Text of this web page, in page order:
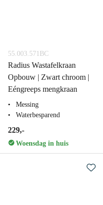
55.003.571BC
Radius Wastafelkraan
Opbouw | Zwart chroom |
Eéngreeps mengkraan
Messing
Waterbesparend
229,-
Woensdag in huis